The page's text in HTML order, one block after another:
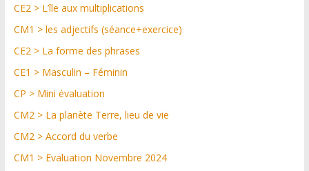
CE2 > L’île aux multiplications
CM1 > les adjectifs (séance+exercice)
CE2 > La forme des phrases
CE1 > Masculin – Féminin
CP > Mini évaluation
CM2 > La planète Terre, lieu de vie
CM2 > Accord du verbe
CM1 > Evaluation Novembre 2024